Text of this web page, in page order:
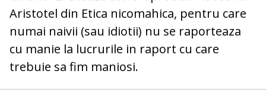
Aristotel din Etica nicomahica, pentru care
numai naivii (sau idiotii) nu se raporteaza
cu manie la lucrurile in raport cu care
trebuie sa fim maniosi.